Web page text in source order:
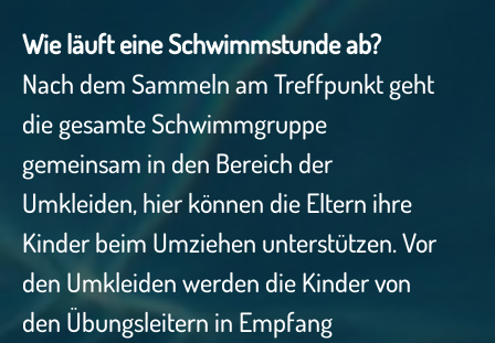
Wie läuft eine Schwimmstunde ab?
Nach dem Sammeln am Treffpunkt geht
die gesamte Schwimmgruppe
gemeinsam in den Bereich der
Umkleiden, hier können die Eltern ihre
Kinder beim Umziehen unterstützen. Vor
den Umkleiden werden die Kinder von
den Übungsleitern in Empfang